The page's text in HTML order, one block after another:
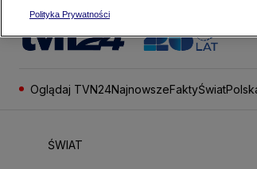
Oglądaj TVN24NajnowszeFaktyŚwiat
ŚWIAT
Polityka Prywatności